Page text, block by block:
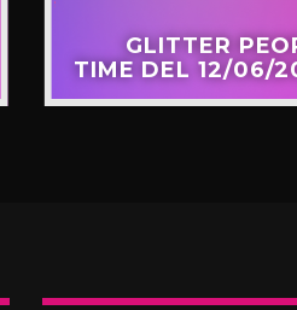
GLITTER
TIME DEL 12/06/